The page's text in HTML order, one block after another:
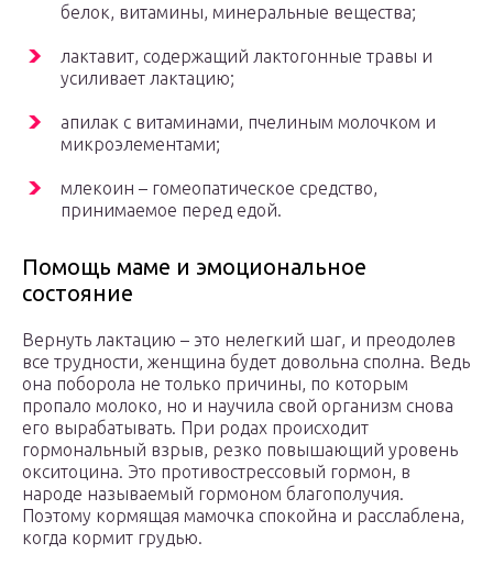
белок, витамины, минеральные вещества;
лактавит, содержащий лактогонные травы и
усиливает лактацию;
апилак с витаминами, пчелиным молочком и
микроэлементами;
млекоин – гомеопатическое средство,
принимаемое перед едой.
Помощь маме и эмоциональное
состояние
Вернуть лактацию – это нелегкий шаг, и преодолев
все трудности, женщина будет довольна сполна. Ведь
она поборола не только причины, по которым
пропало молоко, но и научила свой организм снова
его вырабатывать. При родах происходит
гормональный взрыв, резко повышающий уровень
окситоцина. Это противострессовый гормон, в
народе называемый гормоном благополучия.
Поэтому кормящая мамочка спокойна и расслаблена,
когда кормит грудью.